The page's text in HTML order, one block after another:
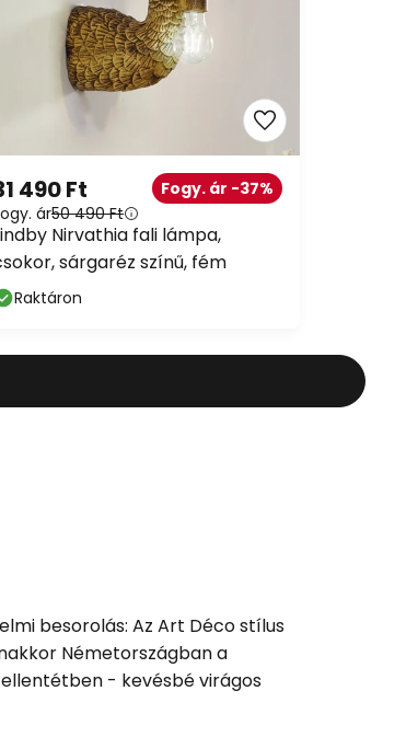
490 Ft
ár50 490 Ft
Fogy. ár -37%
Nirvathia fali lámpa,
sárgaréz színű, fém
Raktáron
besorolás: Az Art Déco stílus
Németországban a
- kevésbé virágos